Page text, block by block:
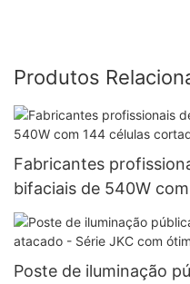
Produtos
Fabricantes
bifaciais de 540W
meio e alta eficiência.
Poste de iluminação